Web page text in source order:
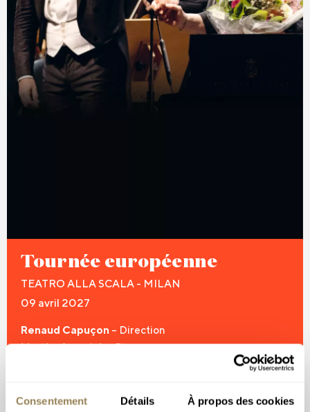
Consentement Détails À propos des cookies
Tournée européenne
TEATRO ALLA SCALA - MILAN
09 avril 2027
Renaud Capuçon – Direction
Martha Argerich– Piano
LIRE PLUS